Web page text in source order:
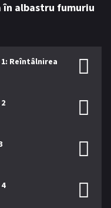
în albastru fumuriu
Reîntâlnirea